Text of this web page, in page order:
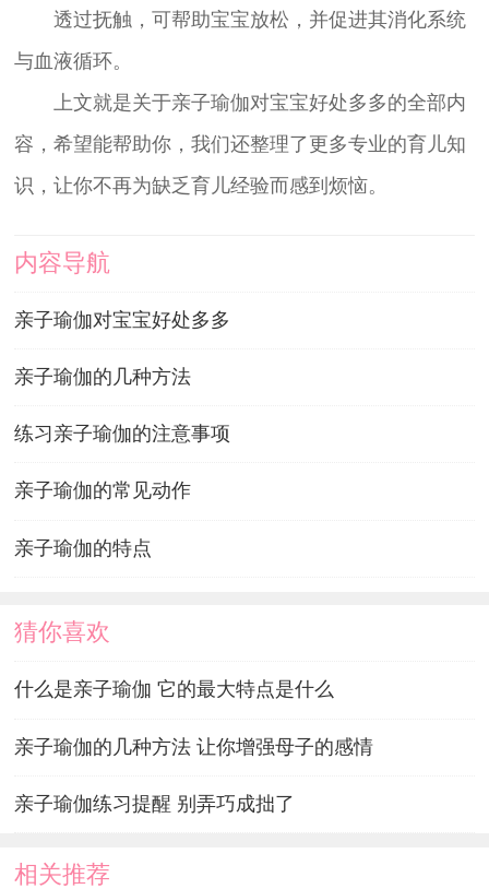
透过抚触，可帮助宝宝放松，并促进其消化系统
与血液循环。
上文就是关于亲子瑜伽对宝宝好处多多的全部内
容，希望能帮助你，我们还整理了更多专业的育儿知
识，让你不再为缺乏育儿经验而感到烦恼。
内容导航
亲子瑜伽对宝宝好处多多
亲子瑜伽的几种方法
练习亲子瑜伽的注意事项
亲子瑜伽的常见动作
亲子瑜伽的特点
猜你喜欢
什么是亲子瑜伽 它的最大特点是什么
亲子瑜伽的几种方法 让你增强母子的感情
亲子瑜伽练习提醒 别弄巧成拙了
相关推荐